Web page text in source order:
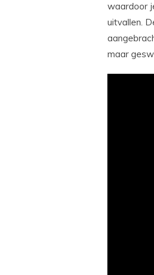
waardoor
uitvallen.
maar